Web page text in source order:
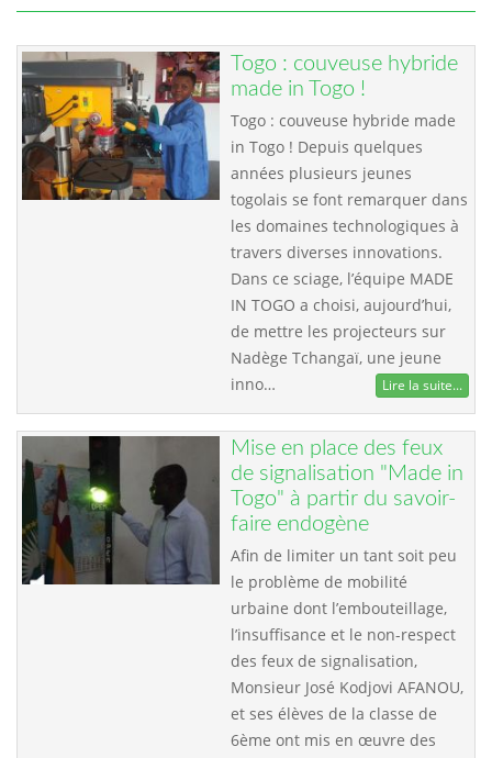
Togo : couveuse hybride
made in Togo !
Togo : couveuse hybride made
in Togo ! Depuis quelques
années plusieurs jeunes
togolais se font remarquer dans
les domaines technologiques à
travers diverses innovations.
Dans ce sciage, l’équipe MADE
IN TOGO a choisi, aujourd’hui,
de mettre les projecteurs sur
Nadège Tchangaï, une jeune
inno…
Lire la suite...
Mise en place des feux
de signalisation "Made in
Togo" à partir du savoir-
faire endogène
Afin de limiter un tant soit peu
le problème de mobilité
urbaine dont l’embouteillage,
l’insuffisance et le non-respect
des feux de signalisation,
Monsieur José Kodjovi AFANOU,
et ses élèves de la classe de
6ème ont mis en œuvre des